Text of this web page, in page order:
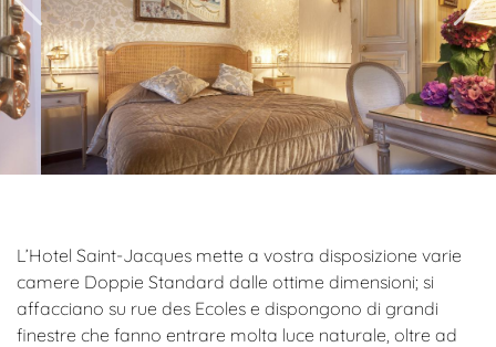
L’Hotel Saint-Jacques mette a vostra disposizione varie
camere Doppie Standard dalle ottime dimensioni; si
affacciano su rue des Ecoles e dispongono di grandi
finestre che fanno entrare molta luce naturale, oltre ad